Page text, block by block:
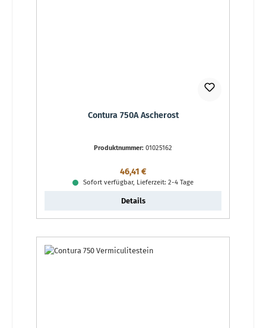
Contura 750A Ascherost
Produktnummer: 01025162
Regulärer Preis:
46,41 €
Sofort verfügbar, Lieferzeit: 2-4 Tage
Details